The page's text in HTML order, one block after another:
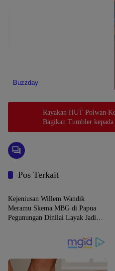
Rayakan HUT Polwan
Bagikan Tumbler kepada
Pos Terkait
News
Kejeniusan Willem Wandik
Meramu Skema MBG di Papua
Pegunungan Dinilai Layak Jadi
News